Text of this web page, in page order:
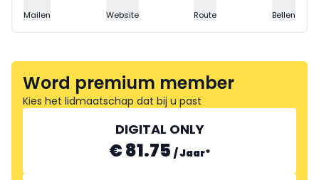
Mailen Website Route Bellen
Word premium member
Kies het lidmaatschap dat bij u past
DIGITAL ONLY
€ 81.75 /Jaar*